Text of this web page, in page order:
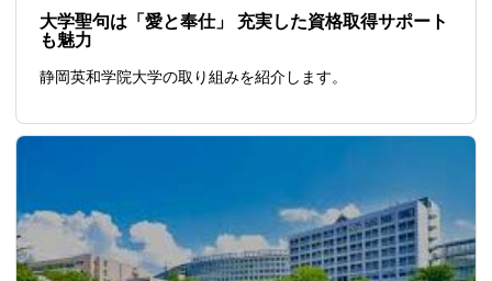
大学聖句は「愛と奉仕」 充実した資格取得サポート
も魅力
静岡英和学院大学の取り組みを紹介します。